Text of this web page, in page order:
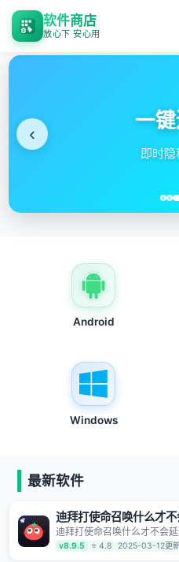
软件商店
放心下 安心用
‹
Android
Windows
最新软件
迪拜打使命召唤什么才
迪拜打使命召唤什么才不会
海量节点覆盖，运营商专线
人和留学生打造，帮助海外
v8.9.5 ⭐ 4.8 2025-03-12更